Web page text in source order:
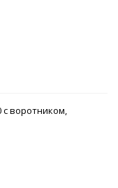
воротником,